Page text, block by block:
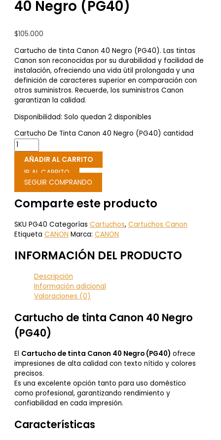
40 Negro (PG40)
$105.000
Cartucho de tinta Canon 40 Negro (PG40). Las tintas
Canon son reconocidas por su durabilidad y facilidad de
instalación, ofreciendo una vida útil prolongada y una
definición de caracteres superior en comparación con
otros suministros. Recuerde, los suministros Canon
garantizan la calidad.
Disponibilidad: Solo quedan 2 disponibles
Cartucho De Tinta Canon 40 Negro (PG40) cantidad
AÑADIR AL CARRITO
IR AL CARRITO
SEGUIR COMPRANDO
Comparte este producto
SKUPG40Categorías Cartuchos,Cartuchos Canon
Etiqueta CANON Marca:CANON
INFORMACIÓN DEL PRODUCTO
Descripción
Información adicional
Valoraciones (0)
Cartucho de tinta Canon 40 Negro
(PG40)
El Cartucho de tinta Canon 40 Negro (PG40) ofrece
impresiones de alta calidad con texto nítido y colores
precisos.
Es una excelente opción tanto para uso doméstico
como profesional, garantizando rendimiento y
confiabilidad en cada impresión.
Características